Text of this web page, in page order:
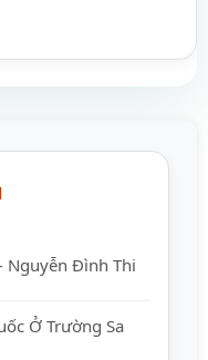
Nguyễn Đình Thi
Ở Trường Sa